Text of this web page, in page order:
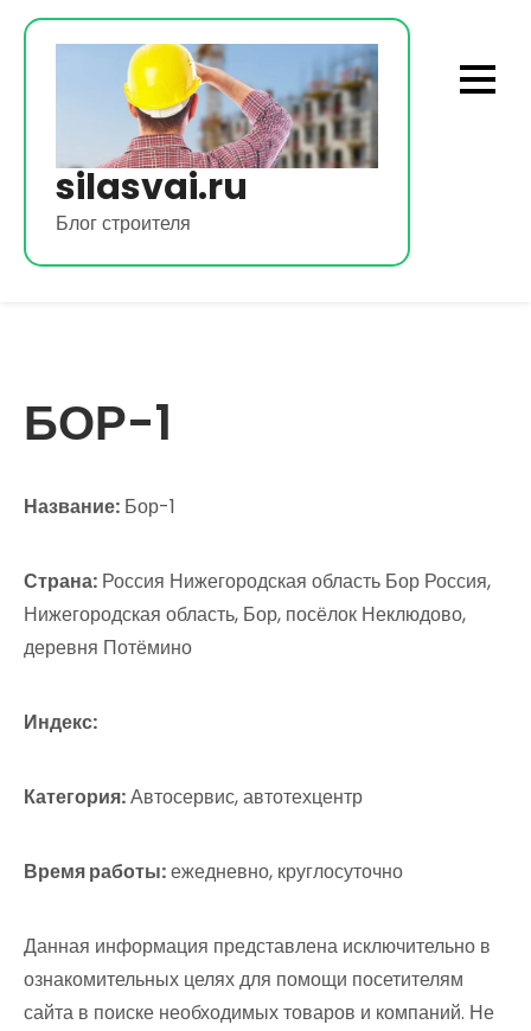
Перейти
silasvai.ru
Блог строителя
БОР-1
Название: Бор-1
Страна: Россия Нижегородская область Бор Россия,
Нижегородская область, Бор, посёлок Неклюдово,
деревня Потёмино
Индекс:
Категория:Автосервис, автотехцентр
Время работы:ежедневно, круглосуточно
Данная информация представлена исключительно в
ознакомительных целях для помощи посетителям
сайта в поиске необходимых товаров и компаний. Не